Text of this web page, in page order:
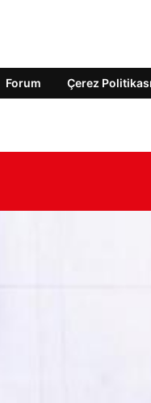
Forum Çerez Politikası